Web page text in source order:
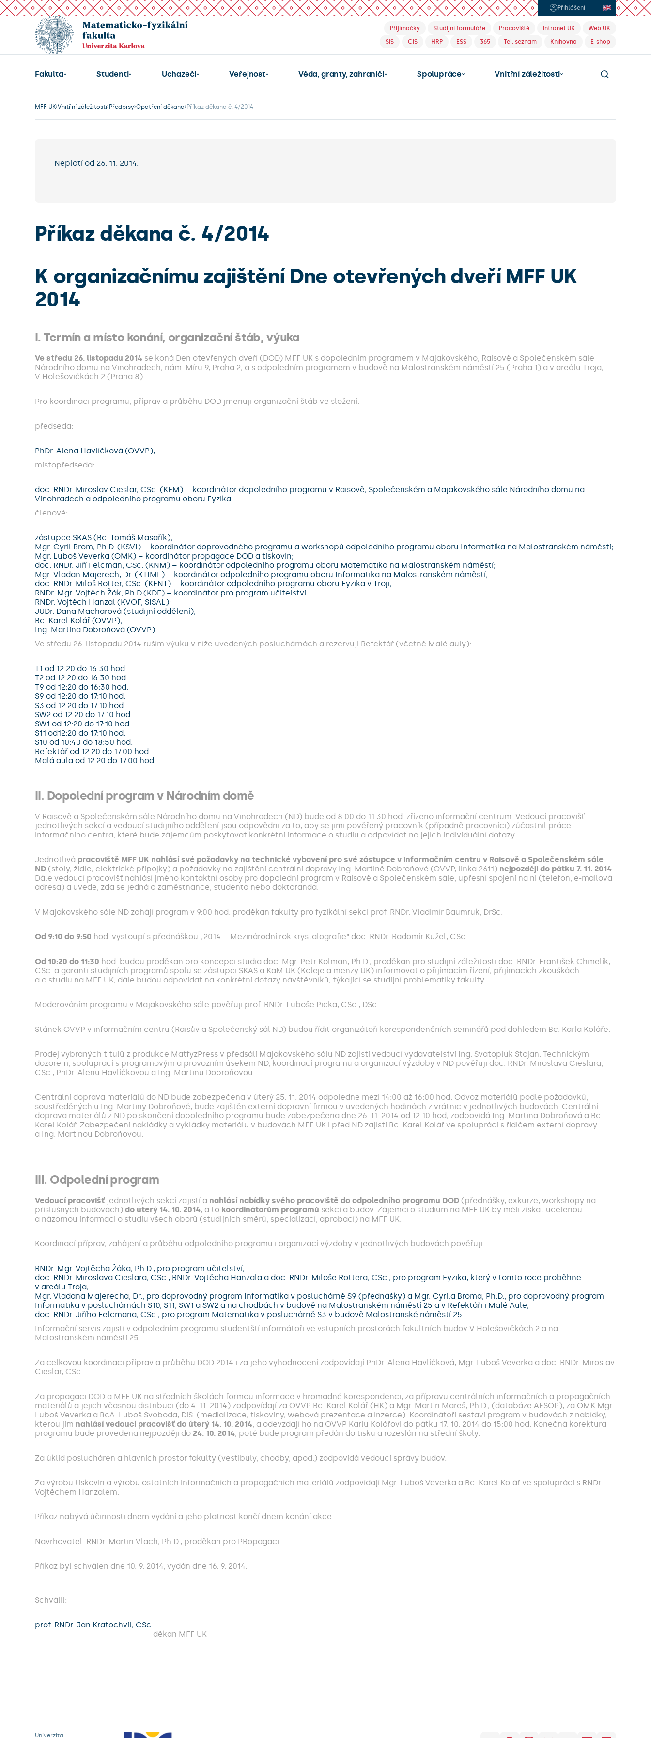
Přihlášení
Přijímačky Studijní formuláře Pracoviště Intranet UK
Web UK
SIS
CIS HRP ESS 365 Tel. seznam Knihovna E-shop
Fakulta Studenti Uchazeči Veřejnost Věda, granty, zahraničí Spolupráce Vnitřní záležitosti
MFF UK Vnitřní záležitosti Předpisy Opatření děkana Příkaz děkana č. 4/2014
Neplatí od 26. 11. 2014.
Příkaz děkana č. 4/2014
K organizačnímu zajištění Dne otevřených dveří MFF UK
2014
I. Termín a místo konání, organizační štáb, výuka
Ve středu 26. listopadu 2014 se koná Den otevřených dveří (DOD) MFF UK s dopoledním programem v Majakovského, Raisově a Společenském sále
Národního domu na Vinohradech, nám. Míru 9, Praha 2, a s odpoledním programem v budově na Malostranském náměstí 25 (Praha 1) a v areálu Troja,
V Holešovičkách 2 (Praha 8).
Pro koordinaci programu, příprav a průběhu DOD jmenuji organizační štáb ve složení:
předseda:
PhDr. Alena Havlíčková (OVVP),
místopředseda:
doc. RNDr. Miroslav Cieslar, CSc. (KFM) – koordinátor dopoledního programu v Raisově, Společenském a Majakovského sále Národního domu na
Vinohradech a odpoledního programu oboru Fyzika,
členové:
zástupce SKAS (Bc. Tomáš Masařík);
Mgr. Cyril Brom, Ph.D. (KSVI) – koordinátor doprovodného programu a workshopů odpoledního programu oboru Informatika na Malostranském náměstí;
Mgr. Luboš Veverka (OMK) – koordinátor propagace DOD a tiskovin;
doc. RNDr. Jiří Felcman, CSc. (KNM) – koordinátor odpoledního programu oboru Matematika na Malostranském náměstí;
Mgr. Vladan Majerech, Dr. (KTIML) – koordinátor odpoledního programu oboru Informatika na Malostranském náměstí;
doc. RNDr. Miloš Rotter, CSc. (KFNT) – koordinátor odpoledního programu oboru Fyzika v Troji;
RNDr. Mgr. Vojtěch Žák, Ph.D.(KDF) – koordinátor pro program učitelství.
RNDr. Vojtěch Hanzal (KVOF, SISAL);
JUDr. Dana Macharová (studijní oddělení);
Bc. Karel Kolář (OVVP);
Ing. Martina Dobroňová (OVVP).
Ve středu 26. listopadu 2014 ruším výuku v níže uvedených posluchárnách a rezervuji Refektář (včetně Malé auly):
T1 od 12:20 do 16:30 hod.
T2 od 12:20 do 16:30 hod.
T9 od 12:20 do 16:30 hod.
S9 od 12:20 do 17:10 hod.
S3 od 12:20 do 17:10 hod.
SW2 od 12:20 do 17:10 hod.
SW1 od 12:20 do 17:10 hod.
S11 od12:20 do 17:10 hod.
S10 od 10:40 do 18:50 hod.
Refektář od 12:20 do 17:00 hod.
Malá aula od 12:20 do 17:00 hod.
II. Dopolední program v Národním domě
V Raisově a Společenském sále Národního domu na Vinohradech (ND) bude od 8:00 do 11:30 hod. zřízeno informační centrum. Vedoucí pracovišť
jednotlivých sekcí a vedoucí studijního oddělení jsou odpovědni za to, aby se jimi pověřený pracovník (případně pracovníci) zúčastnil práce
informačního centra, které bude zájemcům poskytovat konkrétní informace o studiu a odpovídat na jejich individuální dotazy.
Jednotlivá pracoviště MFF UK nahlásí své požadavky na technické vybavení pro své zástupce v informačním centru v Raisově a Společenském sále
ND (stoly, židle, elektrické přípojky) a požadavky na zajištění centrální dopravy Ing. Martině Dobroňové (OVVP, linka 2611) nejpozději do pátku 7. 11. 2014.
Dále vedoucí pracovišť nahlásí jméno kontaktní osoby pro dopolední program v Raisově a Společenském sále, upřesní spojení na ni (telefon, e-mailová
adresa) a uvede, zda se jedná o zaměstnance, studenta nebo doktoranda.
V Majakovského sále ND zahájí program v 9:00 hod. proděkan fakulty pro fyzikální sekci prof. RNDr. Vladimír Baumruk, DrSc.
Od 9:10 do 9:50 hod. vystoupí s přednáškou „2014 – Mezinárodní rok krystalografie“ doc. RNDr. Radomír Kužel, CSc.
Od 10:20 do 11:30 hod. budou proděkan pro koncepci studia doc. Mgr. Petr Kolman, Ph.D., proděkan pro studijní záležitosti doc. RNDr. František Chmelík,
CSc. a garanti studijních programů spolu se zástupci SKAS a KaM UK (Koleje a menzy UK) informovat o přijímacím řízení, přijímacích zkouškách
a o studiu na MFF UK, dále budou odpovídat na konkrétní dotazy návštěvníků, týkající se studijní problematiky fakulty.
Moderováním programu v Majakovského sále pověřuji prof. RNDr. Luboše Picka, CSc., DSc.
Stánek OVVP v informačním centru (Raisův a Společenský sál ND) budou řídit organizátoři korespondenčních seminářů pod dohledem Bc. Karla Koláře.
Prodej vybraných titulů z produkce MatfyzPress v předsálí Majakovského sálu ND zajistí vedoucí vydavatelství Ing. Svatopluk Stojan. Technickým
dozorem, spoluprací s programovým a provozním úsekem ND, koordinací programu a organizací výzdoby v ND pověřuji doc. RNDr. Miroslava Cieslara,
CSc., PhDr. Alenu Havlíčkovou a Ing. Martinu Dobroňovou.
Centrální doprava materiálů do ND bude zabezpečena v úterý 25. 11. 2014 odpoledne mezi 14:00 až 16:00 hod. Odvoz materiálů podle požadavků,
soustředěných u Ing. Martiny Dobroňové, bude zajištěn externí dopravní firmou v uvedených hodinách z vrátnic v jednotlivých budovách. Centrální
doprava materiálů z ND po skončení dopoledního programu bude zabezpečena dne 26. 11. 2014 od 12:10 hod, zodpovídá Ing. Martina Dobroňová a Bc.
Karel Kolář. Zabezpečení nakládky a vykládky materiálu v budovách MFF UK i před ND zajistí Bc. Karel Kolář ve spolupráci s řidičem externí dopravy
a Ing. Martinou Dobroňovou.
III. Odpolední program
Vedoucí pracovišťjednotlivých sekcí zajistí a nahlásí nabídky svého pracoviště do odpoledního programu DOD (přednášky, exkurze, workshopy na
příslušných budovách) do úterý 14. 10. 2014, a to koordinátorům programů sekcí a budov. Zájemci o studium na MFF UK by měli získat ucelenou
a názornou informaci o studiu všech oborů (studijních směrů, specializací, aprobací) na MFF UK.
Koordinací příprav, zahájení a průběhu odpoledního programu i organizací výzdoby v jednotlivých budovách pověřuji:
RNDr. Mgr. Vojtěcha Žáka, Ph.D., pro program učitelství,
doc. RNDr. Miroslava Cieslara, CSc., RNDr. Vojtěcha Hanzala a doc. RNDr. Miloše Rottera, CSc., pro program Fyzika, který v tomto roce proběhne
v areálu Troja,
Mgr. Vladana Majerecha, Dr., pro doprovodný program Informatika v posluchárně S9 (přednášky) a Mgr. Cyrila Broma, Ph.D., pro doprovodný program
Informatika v posluchárnách S10, S11, SW1 a SW2 a na chodbách v budově na Malostranském náměstí 25 a v Refektáři i Malé Aule,
doc. RNDr. Jiřího Felcmana, CSc., pro program Matematika v posluchárně S3 v budově Malostranské náměstí 25.
Informační servis zajistí v odpoledním programu studentští informátoři ve vstupních prostorách fakultních budov V Holešovičkách 2 a na
Malostranském náměstí 25.
Za celkovou koordinaci příprav a průběhu DOD 2014 i za jeho vyhodnocení zodpovídají PhDr. Alena Havlíčková, Mgr. Luboš Veverka a doc. RNDr. Miroslav
Cieslar, CSc.
Za propagaci DOD a MFF UK na středních školách formou informace v hromadné korespondenci, za přípravu centrálních informačních a propagačních
materiálů a jejich včasnou distribuci (do 4. 11. 2014) zodpovídají za OVVP Bc. Karel Kolář (HK) a Mgr. Martin Mareš, Ph.D., (databáze AESOP), za OMK Mgr.
Luboš Veverka a BcA. Luboš Svoboda, DiS. (medializace, tiskoviny, webová prezentace a inzerce). Koordinátoři sestaví program v budovách z nabídky,
kterou jim nahlásí vedoucí pracovišť do úterý 14. 10. 2014, a odevzdají ho na OVVP Karlu Kolářovi do pátku 17. 10. 2014 do 15:00 hod. Konečná korektura
programu bude provedena nejpozději do 24. 10. 2014, poté bude program předán do tisku a rozeslán na střední školy.
Za úklid poslucháren a hlavních prostor fakulty (vestibuly, chodby, apod.) zodpovídá vedoucí správy budov.
Za výrobu tiskovin a výrobu ostatních informačních a propagačních materiálů zodpovídají Mgr. Luboš Veverka a Bc. Karel Kolář ve spolupráci s RNDr.
Vojtěchem Hanzalem.
Příkaz nabývá účinnosti dnem vydání a jeho platnost končí dnem konání akce.
Navrhovatel: RNDr. Martin Vlach, Ph.D., proděkan pro PRopagaci
Příkaz byl schválen dne 10. 9. 2014, vydán dne 16. 9. 2014.
Schválil:
prof. RNDr. Jan Kratochvíl, CSc.
děkan MFF UK
Univerzita